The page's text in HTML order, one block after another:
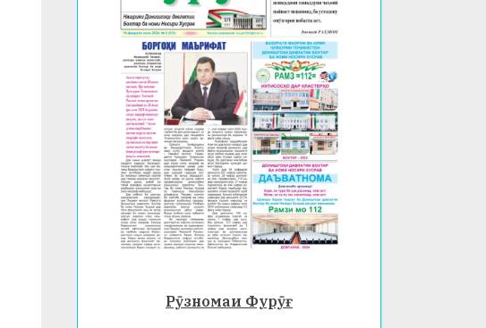
Рӯзномаи Фурӯғ